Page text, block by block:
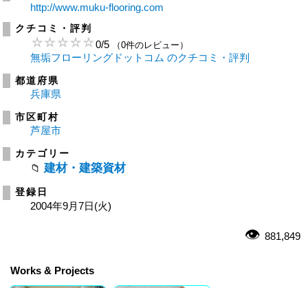
http://www.muku-flooring.com
クチコミ・評判
0/5 （0件のレビュー）
無垢フローリングドットコム のクチコミ・評判
都道府県
兵庫県
市区町村
芦屋市
カテゴリー
建材・建築資材
登録日
2004年9月7日(火)
881,849
Works & Projects